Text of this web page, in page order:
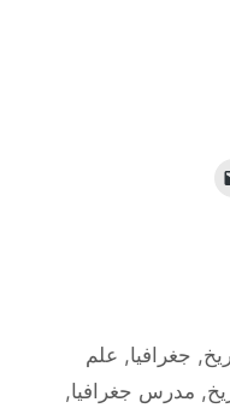
, جغرافيا, علم
, مدرس جغرافيا,